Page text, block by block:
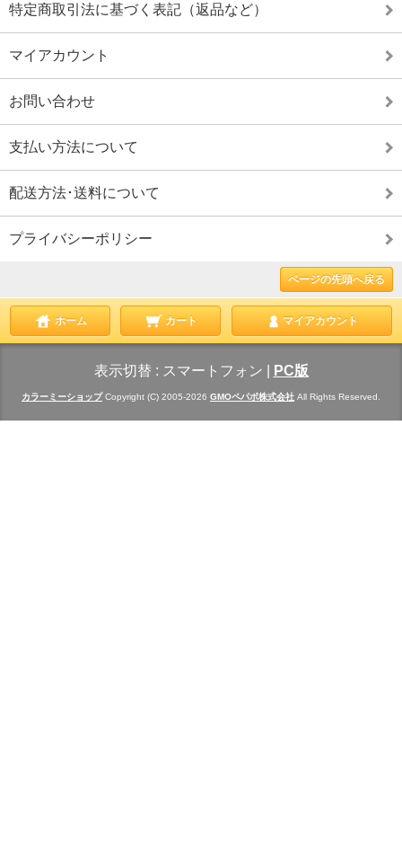
特定商取引法に基づく表記（返品など）
マイアカウント
お問い合わせ
支払い方法について
配送方法･送料について
プライバシーポリシー
ページの先頭へ戻る
ホーム カート マイアカウント
表示切替 : スマートフォン PC版
カラーミーショップCopyright (C) 2005-2026 GMOペパボ株式会社 All Rights Reserved.